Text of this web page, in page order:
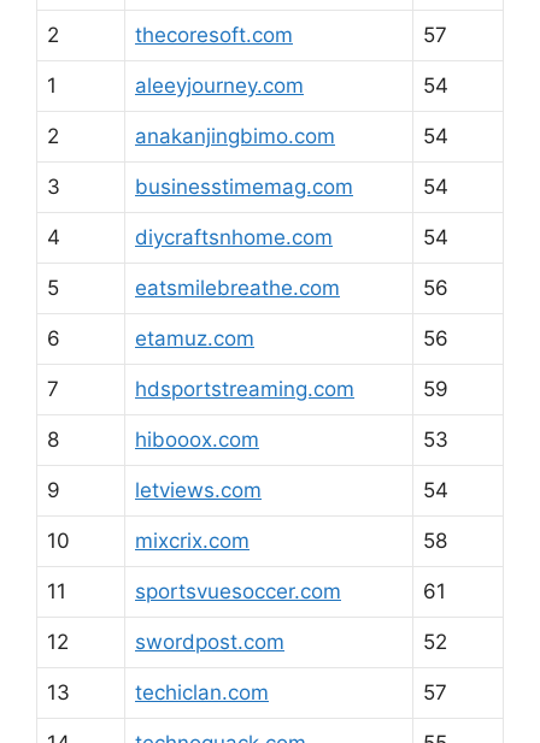
2 thecoresoft.com 57
1 aleeyjourney.com 54
2 anakanjingbimo.com 54
3 businesstimemag.com 54
4 diycraftsnhome.com 54
5 eatsmilebreathe.com 56
6 etamuz.com 56
7 hdsportstreaming.com 59
8 hibooox.com 53
9 letviews.com 54
10 mixcrix.com 58
11 sportsvuesoccer.com 61
12 swordpost.com 52
13 techiclan.com 57